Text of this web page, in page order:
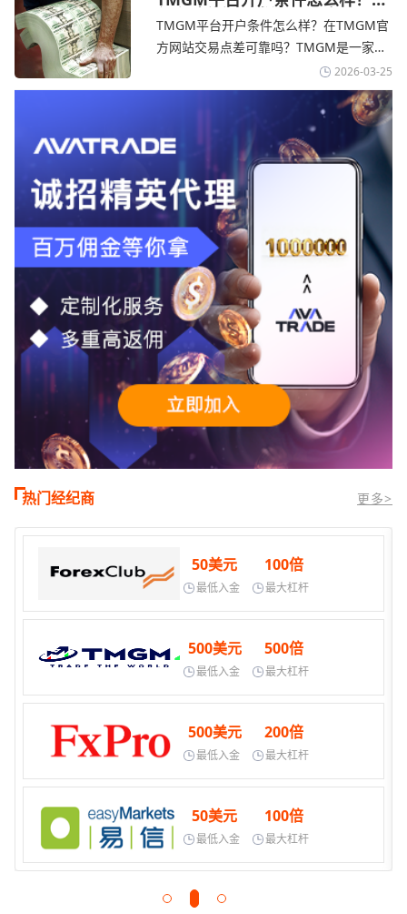
AvaTradeGO和AvaOptions。通过
avatrade爱华官网交易资讯了解，据伊朗
伊和谈传闻引发油价暴跌-
TMGM官网
TMGM平台开户条件怎么样？在TMGM官
方网站交易点差可靠吗？‌‌‌TMGM是一家交
易成本极低、产品极其丰富、ASIC监管
+千万保险加持的全球知名经纪商，特别适
合活跃交易者和股票CFD投资者。通过
TMGM官网交易资讯了解，周三亚洲交易
时段,油价暴跌逾6%,布伦特原油跌破每桶
100美元
2026-03-25
热门经纪商 更多>
50美元
最低入金
100倍
最大杠杆
500美元
最低入金
500倍
最大杠杆
500美元
最低入金
200倍
最大杠杆
50美元
最低入金
100倍
最大杠杆